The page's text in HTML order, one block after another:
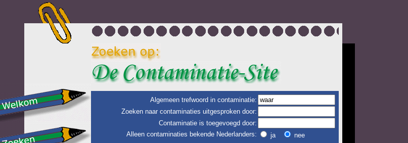
Algemeen trefwoord in contaminatie:
Zoeken naar contaminaties uitgesproken door:
Contaminatie is toegevoegd door:
Alleen contaminaties bekende Nederlanders:
ja nee